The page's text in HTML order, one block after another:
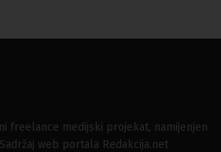
freelance medijski projekat, namijenjen
web portala Redakcija.net